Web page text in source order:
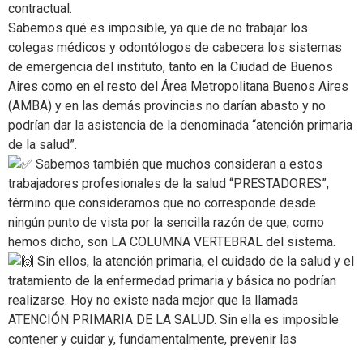
contractual.
Sabemos qué es imposible, ya que de no trabajar los
colegas médicos y odontólogos de cabecera los sistemas
de emergencia del instituto, tanto en la Ciudad de Buenos
Aires como en el resto del Área Metropolitana Buenos Aires
(AMBA) y en las demás provincias no darían abasto y no
podrían dar la asistencia de la denominada “atención primaria
de la salud”.
Sabemos también que muchos consideran a estos
trabajadores profesionales de la salud “PRESTADORES”,
término que consideramos que no corresponde desde
ningún punto de vista por la sencilla razón de que, como
hemos dicho, son LA COLUMNA VERTEBRAL del sistema.
Sin ellos, la atención primaria, el cuidado de la salud y el
tratamiento de la enfermedad primaria y básica no podrían
realizarse. Hoy no existe nada mejor que la llamada
ATENCIÓN PRIMARIA DE LA SALUD. Sin ella es imposible
contener y cuidar y, fundamentalmente, prevenir las